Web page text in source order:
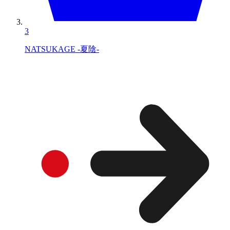
3
NATSUKAGE -夏陰-